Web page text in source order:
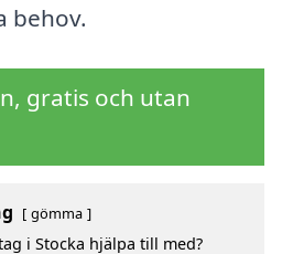
behov.
gratis och utan
gömma
i Stocka hjälpa till med?